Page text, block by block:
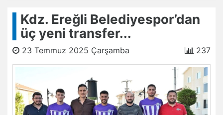
Kdz. Ereğli Belediyespor’dan
üç yeni transfer...
23 Temmuz 2025 Çarşamba 237